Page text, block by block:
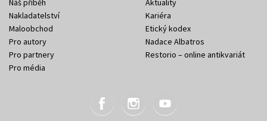
Náš příběh
Nakladatelství
Maloobchod
Pro autory
Pro partnery
Pro média
Aktuality
Kariéra
Etický kodex
Nadace Albatros
Restorio – online antikvariát